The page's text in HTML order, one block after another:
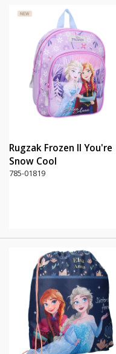
Rugzak Frozen II You're
Snow Cool
785-01819